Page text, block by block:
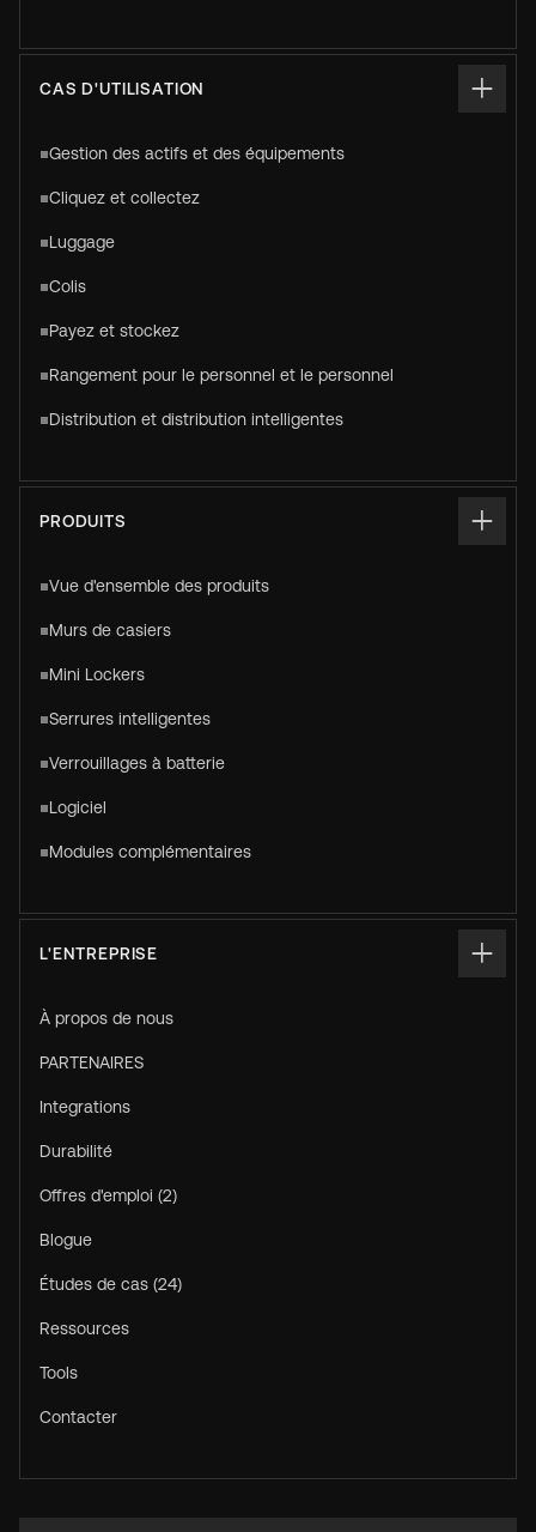
CAS D'UTILISATION
Gestion des actifs et des équipements
Cliquez et collectez
Luggage
Colis
Payez et stockez
Rangement pour le personnel et le personnel
Distribution et distribution intelligentes
PRODUITS
Vue d'ensemble des produits
Murs de casiers
Mini Lockers
Serrures intelligentes
Verrouillages à batterie
Logiciel
Modules complémentaires
L'ENTREPRISE
À propos de nous
PARTENAIRES
Integrations
Durabilité
Offres d'emploi (2)
Blogue
Études de cas (24)
Ressources
Tools
Contacter